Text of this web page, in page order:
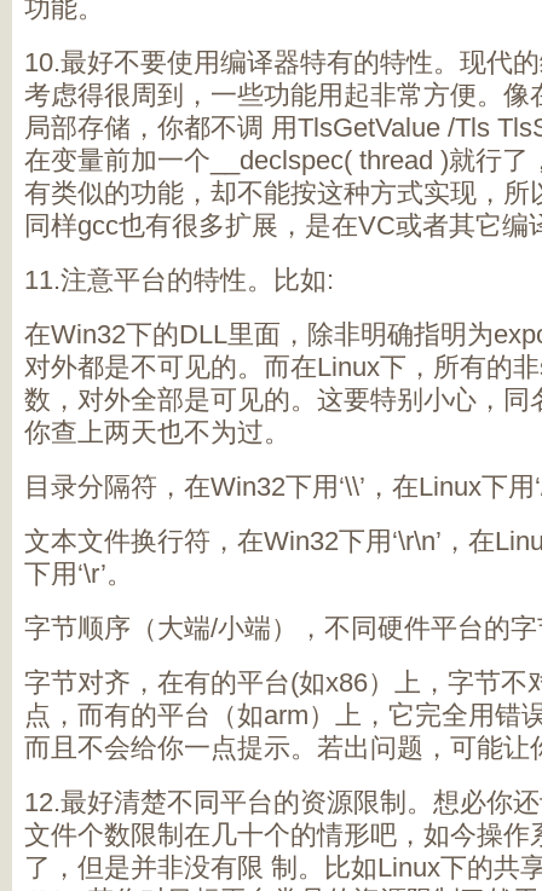
功能。
10.最好不要使用编译器特有的特性。现代
考虑得很周到，一些功能用起非常方便。
局部存储，你都不调 用TlsGetValue /Tls
在变量前加一个__declspec( thread )就行了
有类似的功能，却不能按这种方式实现，所
同样gcc也有很多扩展，是在VC或者其它编
11.注意平台的特性。比如:
在Win32下的DLL里面，除非明确指明为
对外都是不可见的。而在Linux下，所有的
数，对外全部是可见的。这要特别小心，同
你查上两天也不为过。
目录分隔符，在Win32下用‘\\’，在Linux下用
文本文件换行符，在Win32下用‘\r\n’，在
下用‘\r’。
字节顺序（大端/小端），不同硬件平台的
字节对齐，在有的平台(如x86）上，字节不
点，而有的平台（如arm）上，它完全用错
而且不会给你一点提示。若出问题，可能让
12.最好清楚不同平台的资源限制。想必你
文件个数限制在几十个的情形吧，如今操作
了，但是并非没有限 制。比如Linux下的共